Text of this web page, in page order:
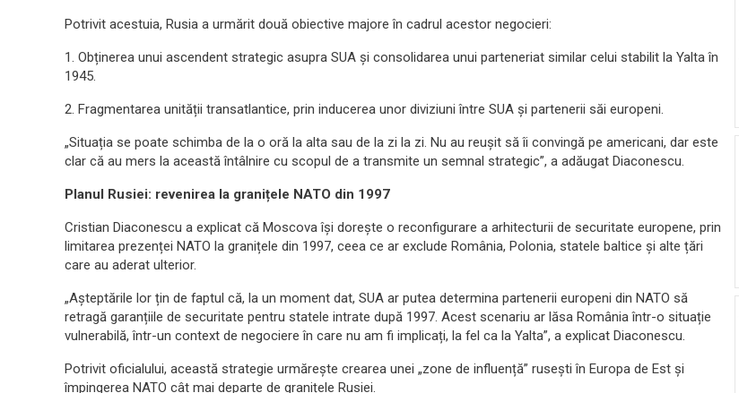
Potrivit acestuia, Rusia a urmărit două obiective majore în cadrul acestor negocieri:
1. Obținerea unui ascendent strategic asupra SUA și consolidarea unui parteneriat similar celui stabilit la Yalta în
1945.
2. Fragmentarea unității transatlantice, prin inducerea unor diviziuni între SUA și partenerii săi europeni.
„Situația se poate schimba de la o oră la alta sau de la zi la zi. Nu au reușit să îi convingă pe americani, dar este
clar că au mers la această întâlnire cu scopul de a transmite un semnal strategic”, a adăugat Diaconescu.
Planul Rusiei: revenirea la granițele NATO din 1997
Cristian Diaconescu a explicat că Moscova își dorește o reconfigurare a arhitecturii de securitate europene, prin
limitarea prezenței NATO la granițele din 1997, ceea ce ar exclude România, Polonia, statele baltice și alte țări
care au aderat ulterior.
„Așteptările lor țin de faptul că, la un moment dat, SUA ar putea determina partenerii europeni din NATO să
retragă garanțiile de securitate pentru statele intrate după 1997. Acest scenariu ar lăsa România într-o situație
vulnerabilă, într-un context de negociere în care nu am fi implicați, la fel ca la Yalta”, a explicat Diaconescu.
Potrivit oficialului, această strategie urmărește crearea unei „zone de influență” rusești în Europa de Est și
împingerea NATO cât mai departe de granițele Rusiei.